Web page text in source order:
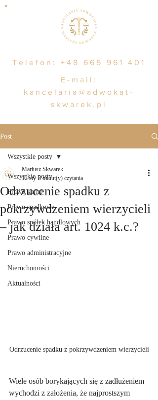
Telefon: +48 665 961 401
E-mail:
kancelaria@adwokat-
skwarek.pl
Post
Wszystkie posty
Prawo karne
Prawo spadkowe
Prawo spółek handlowych
Prawo cywilne
Prawo administracyjne
Nieruchomości
Aktualności
Wszystkie posty
Odrzucenie spadku z
pokrzywdzeniem wierzycieli
– jak działa art. 1024 k.c.?
Mariusz Skwarek
12 sty 3 minut(y) czytania
Odrzucenie spadku z pokrzywdzeniem wierzycieli
Wiele osób borykających się z zadłużeniem
wychodzi z założenia, że najprostszym